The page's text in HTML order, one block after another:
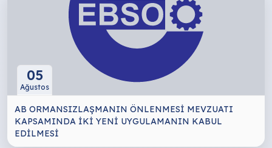
05
Ağustos
AB ORMANSIZLAŞMANIN ÖNLENMESİ MEVZUATI
KAPSAMINDA İKİ YENİ UYGULAMANIN KABUL
EDİLMESİ